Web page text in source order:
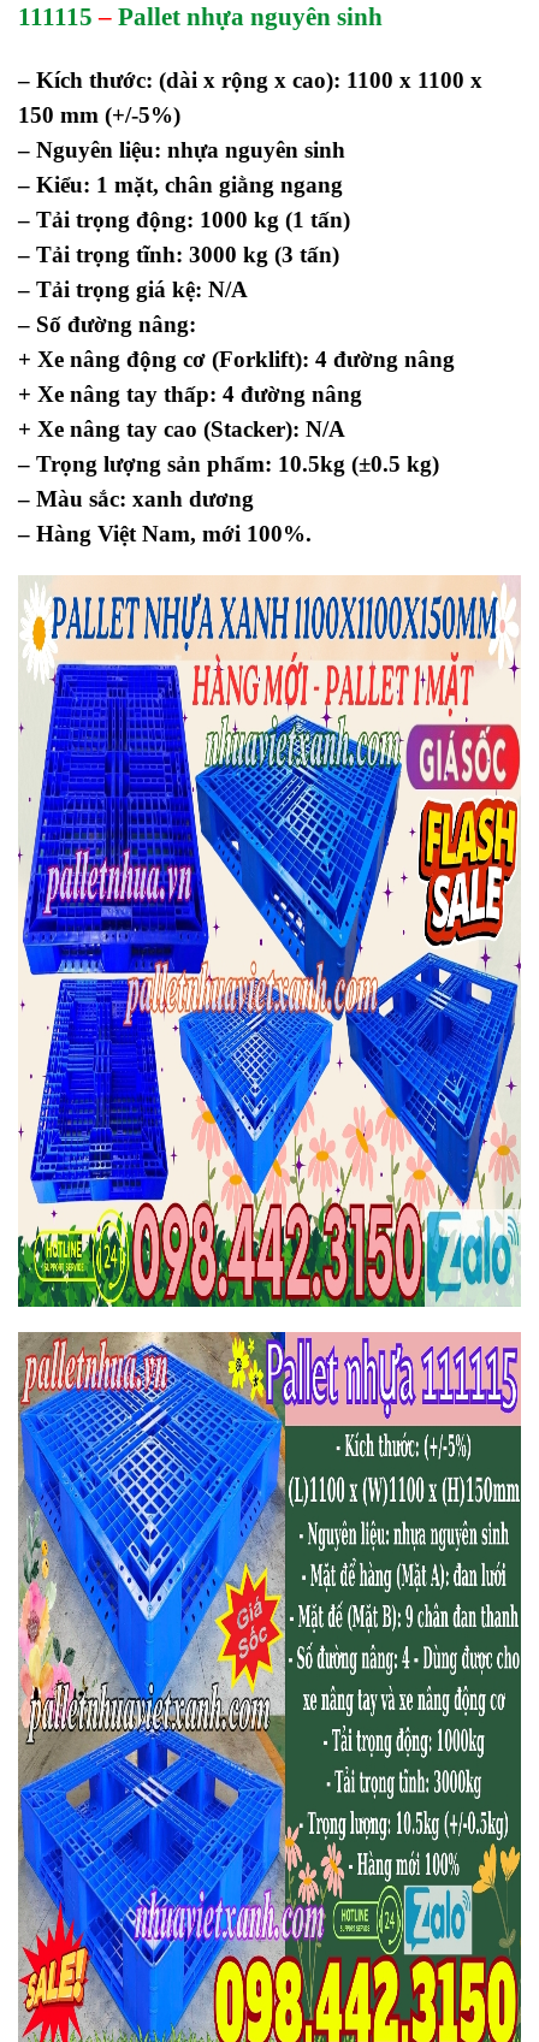
111115 – Pallet nhựa nguyên sinh
– Kích thước: (dài x rộng x cao): 1100 x 1100 x
150 mm (+/-5%)
– Nguyên liệu: nhựa nguyên sinh
– Kiểu: 1 mặt, chân giằng ngang
– Tải trọng động: 1000 kg (1 tấn)
– Tải trọng tĩnh: 3000 kg (3 tấn)
– Tải trọng giá kệ: N/A
– Số đường nâng:
+ Xe nâng động cơ (Forklift): 4 đường nâng
+ Xe nâng tay thấp: 4 đường nâng
+ Xe nâng tay cao (Stacker): N/A
– Trọng lượng sản phẩm: 10.5kg (±0.5 kg)
– Màu sắc: xanh dương
– Hàng Việt Nam, mới 100%.